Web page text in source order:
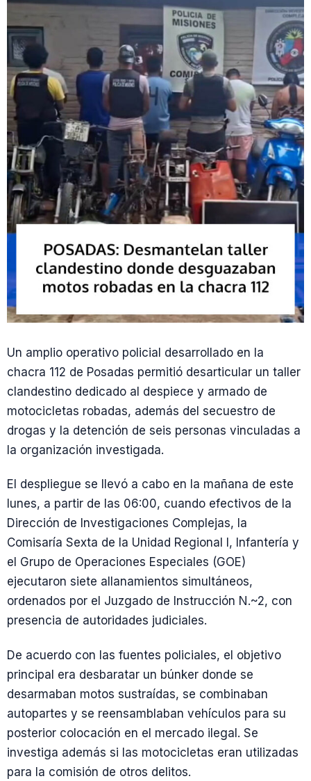
Un amplio operativo policial desarrollado en la
chacra 112 de Posadas permitió desarticular un taller
clandestino dedicado al despiece y armado de
motocicletas robadas, además del secuestro de
drogas y la detención de seis personas vinculadas a
la organización investigada.
El despliegue se llevó a cabo en la mañana de este
lunes, a partir de las 06:00, cuando efectivos de la
Dirección de Investigaciones Complejas, la
Comisaría Sexta de la Unidad Regional I, Infantería y
el Grupo de Operaciones Especiales (GOE)
ejecutaron siete allanamientos simultáneos,
ordenados por el Juzgado de Instrucción N.~2, con
presencia de autoridades judiciales.
De acuerdo con las fuentes policiales, el objetivo
principal era desbaratar un búnker donde se
desarmaban motos sustraídas, se combinaban
autopartes y se reensamblaban vehículos para su
posterior colocación en el mercado ilegal. Se
investiga además si las motocicletas eran utilizadas
para la comisión de otros delitos.